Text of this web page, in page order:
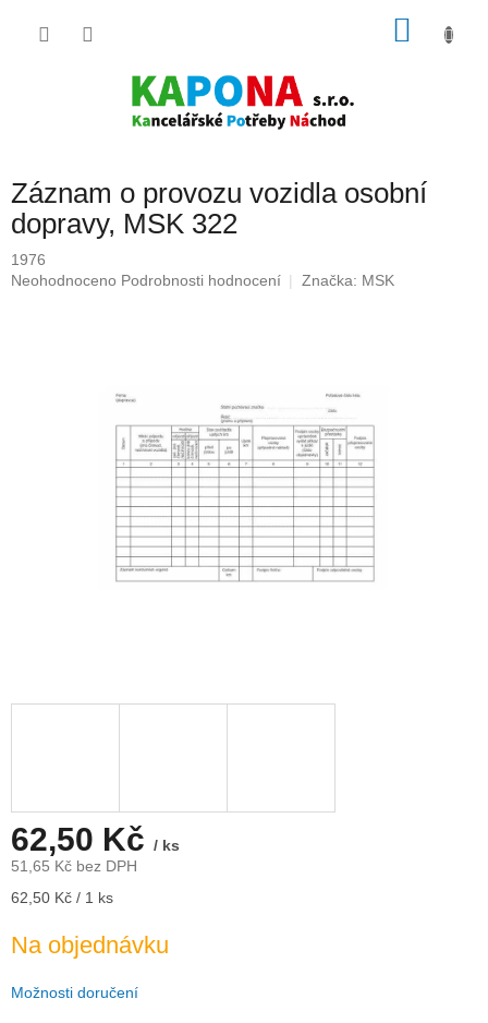
Záznam o provozu vozidla osobní
dopravy, MSK 322
1976
Průměrné
Neohodnoceno Podrobnosti hodnocení Značka: MSK
62,50 Kč / ks
51,65 Kč bez DPH
Měrná
62,50 Kč / 1 ks
Na objednávku
Možnosti doručení